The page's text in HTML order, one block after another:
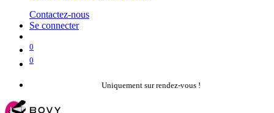
Contactez-nous
Se connecter
0
0
Uniquement sur rendez-vous !